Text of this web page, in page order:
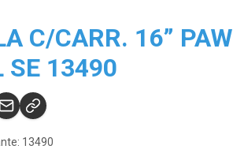
C/CARR. 16” PAW
SE 13490
13490